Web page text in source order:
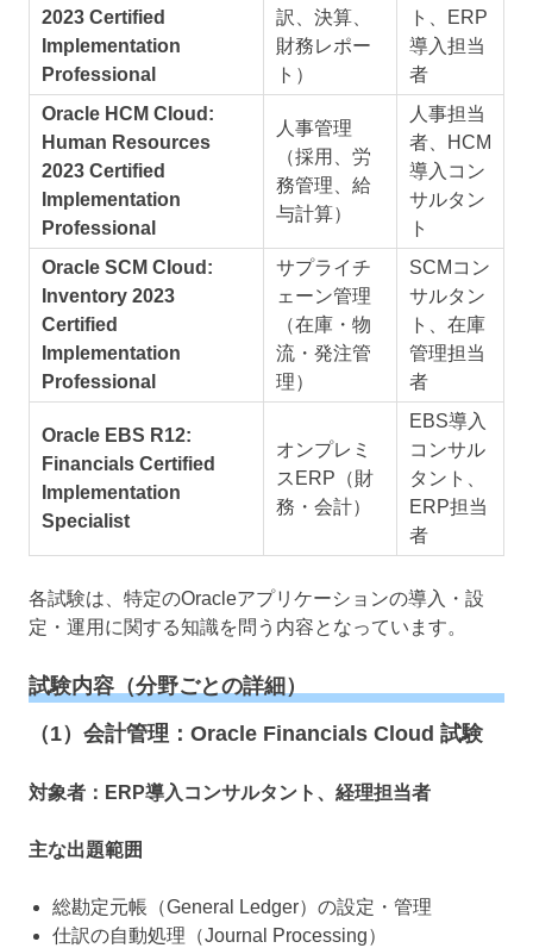
2023 Certified
Implementation
Professional
訳、決算、
財務レポー
ト）
ト、ERP
導入担当
者
Oracle HCM Cloud:
Human Resources
2023 Certified
Implementation
Professional
人事管理
（採用、労
務管理、給
与計算）
人事担当
者、HCM
導入コン
サルタン
ト
Oracle SCM Cloud:
Inventory 2023
Certified
Implementation
Professional
サプライチ
ェーン管理
（在庫・物
流・発注管
理）
SCMコン
サルタン
ト、在庫
管理担当
者
Oracle EBS R12:
Financials Certified
Implementation
Specialist
オンプレミ
スERP（財
務・会計）
EBS導入
コンサル
タント、
ERP担当
者
各試験は、特定のOracleアプリケーションの導入・設
定・運用に関する知識を問う内容となっています。
試験内容（分野ごとの詳細）
（1）会計管理：Oracle Financials Cloud 試験
対象者：ERP導入コンサルタント、経理担当者
主な出題範囲
総勘定元帳（General Ledger）の設定・管理
仕訳の自動処理（Journal Processing）